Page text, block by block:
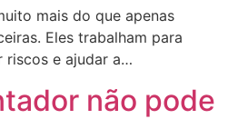
mais do que apenas
Eles trabalham para
riscos e ajudar a…
não pode